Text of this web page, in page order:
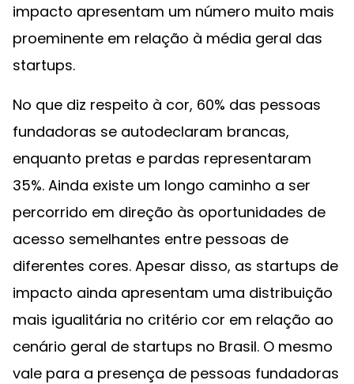
impacto apresentam um número muito mais
proeminente em relação à média geral das
startups.
No que diz respeito à cor, 60% das pessoas
fundadoras se autodeclaram brancas,
enquanto pretas e pardas representaram
35%. Ainda existe um longo caminho a ser
percorrido em direção às oportunidades de
acesso semelhantes entre pessoas de
diferentes cores. Apesar disso, as startups de
impacto ainda apresentam uma distribuição
mais igualitária no critério cor em relação ao
cenário geral de startups no Brasil. O mesmo
vale para a presença de pessoas fundadoras